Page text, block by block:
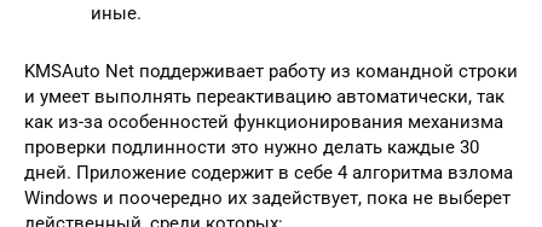
иные.
KMSAuto Net поддерживает работу из командной строки
и умеет выполнять переактивацию автоматически, так
как из-за особенностей функционирования механизма
проверки подлинности это нужно делать каждые 30
дней. Приложение содержит в себе 4 алгоритма взлома
Windows и поочередно их задействует, пока не выберет